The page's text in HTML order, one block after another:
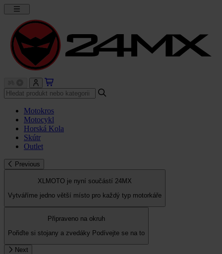
Motokros
Motocykl
Horská Kola
Skútr
Outlet
Previous
XLMOTO je nyní součástí 24MX
Vytváříme jedno větší místo pro každý typ motorkáře
Připraveno na okruh
Pořiďte si stojany a zvedáky Podívejte se na to
Next